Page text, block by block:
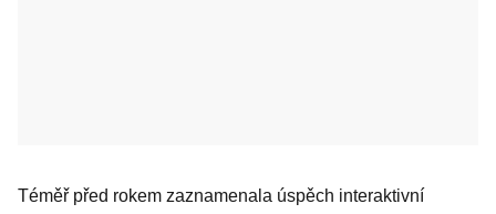
Téměř před rokem zaznamenala úspěch interaktivní